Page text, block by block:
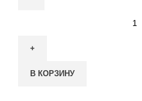
Механический
ТСВ КОРЗИНУ